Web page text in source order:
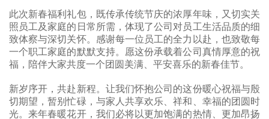
此次新春福利礼包，既传承传统节庆的浓厚年味，又切实关
照员工及家庭的日常所需，体现了公司对员工生活品质的细
致体察与深切关怀。感谢每一位员工的全力以赴，也致敬每
一个职工家庭的默默支持。愿这份承载着公司真情厚意的祝
福，陪伴大家共度一个团圆美满、平安喜乐的新春佳节。
新岁序开，共赴新程。让我们怀抱公司的这份暖心祝福与殷
切期望，暂别忙碌，与家人共享欢乐、祥和、幸福的团圆时
光。来年春暖花开，我们必将以更加饱满的热情、更加昂扬